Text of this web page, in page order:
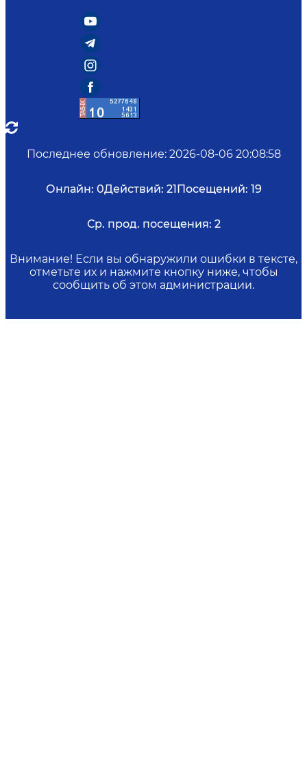
Последнее обновление: 2026-08-06 20:08:58
Онлайн: 0Действий: 21Посещений: 19
Ср. прод. посещения: 2
Внимание! Если вы обнаружили ошибки в тексте,
отметьте их и нажмите кнопку ниже, чтобы
сообщить об этом администрации.